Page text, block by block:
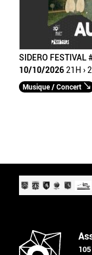
SIDERO FESTIVAL
10/10/2026 21H ›
Musique / Concert